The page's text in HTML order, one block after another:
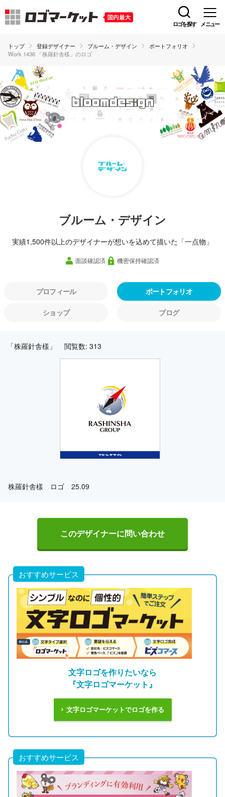
ロゴを探す メニュー
トップ 登録デザイナー ブルーム・デザイン
ポートフォリオ
Work 1436 「株羅針舎樣」のロゴ
ブルーム・デザイン
実績1,500件以上のデザイナーが想いを込めて描いた「一点物」
面談確認済 機密保持確認済
プロフィール ポートフォリオ
ショップ ブログ
「株羅針舎樣」 閲覧数: 313
株羅針舎樣 ロゴ 25.09
このデザイナーに問い合わせ
おすすめサービス
文字ロゴを作りたいなら
『文字ロゴマーケット』
文字ロゴマーケットでロゴを作る
おすすめサービス